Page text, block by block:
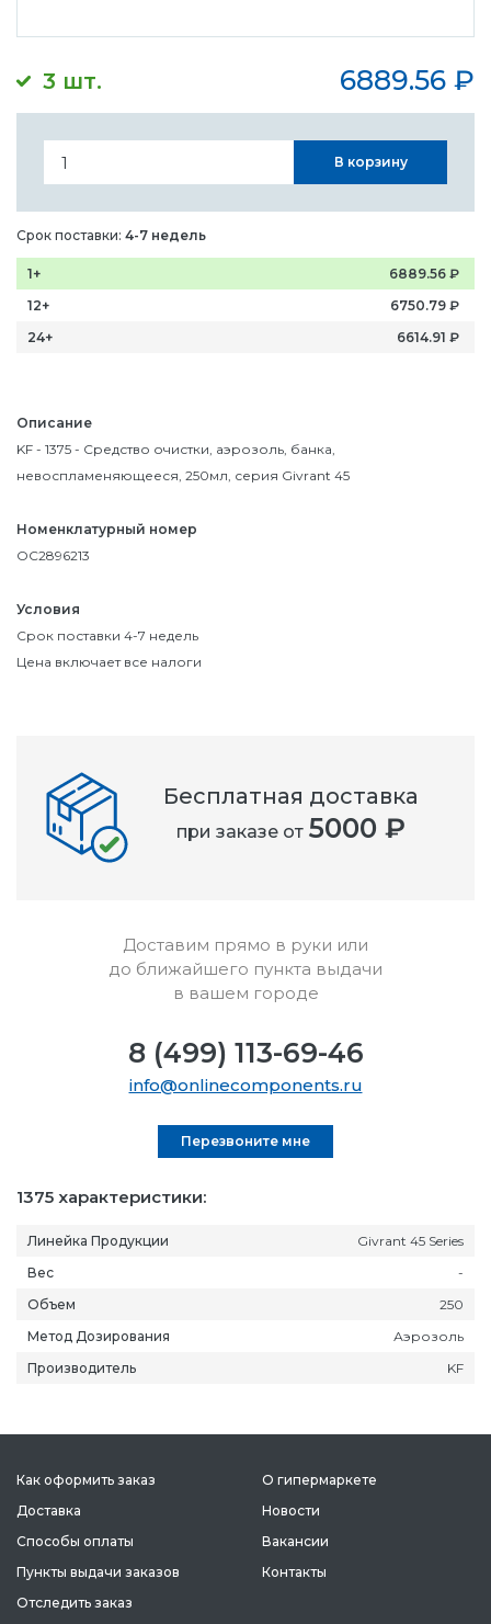
3 шт. 6889.56 ₽
Описание
KF - 1375 - Средство очистки, аэрозоль, банка,
невоспламеняющееся, 250мл, серия Givrant 45
Номенклатурный номер
OC2896213
Условия
Срок поставки 4-7 недель
Цена включает все налоги
В корзину
Срок поставки: 4-7 недель
1+ 6889.56 ₽
12+
6750.79 ₽
24+
6614.91 ₽
1375 характеристики:
Линейка Продукции
Givrant 45 Series
Вес
-
Объем
250
Метод Дозирования
Аэрозоль
Производитель
KF
Бесплатная доставка
при заказе от 5000 ₽
Доставим прямо в руки или
до ближайшего пункта выдачи
в вашем городе
8 (499) 113-69-46
info@onlinecomponents.ru
Перезвоните мне
Как оформить заказ
Доставка
Способы оплаты
Пункты выдачи заказов
Отследить заказ
О гипермаркете
Новости
Вакансии
Контакты